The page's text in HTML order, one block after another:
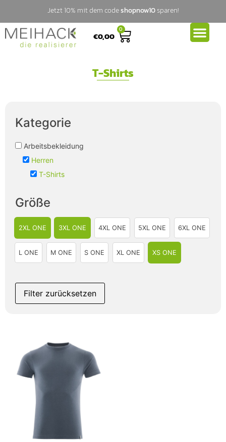
Jetzt 10% mit dem codeshopnow10sparen!
€0,00
0
T-Shirts
Kategorie
Arbeitsbekleidung
Herren
T-Shirts
Größe
2XL ONE 3XL ONE 4XL ONE 5XL ONE 6XL ONE
L ONE M ONE S ONE XL ONE XS ONE
Filter zurücksetzen